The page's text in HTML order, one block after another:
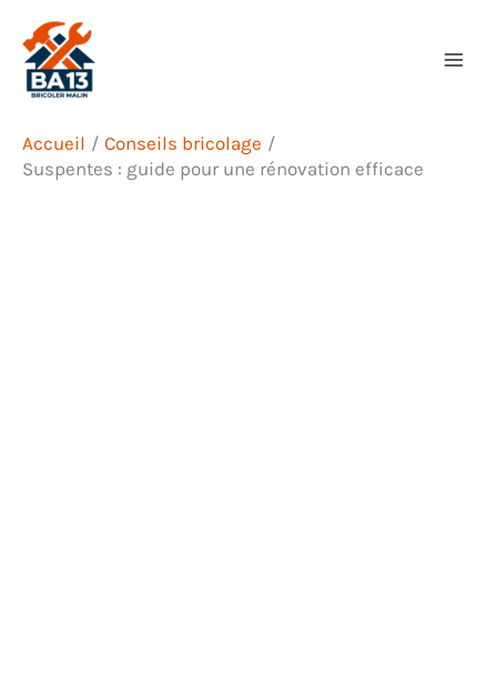
contenu
Accueil
Conseils bricolage
Suspentes : guide pour une rénovation efficace
Rechercher